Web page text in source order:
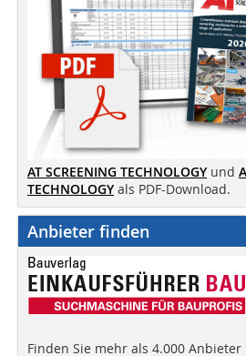
AT SCREENING TECHNOLOGY und
TECHNOLOGY als PDF-Download.
Anbieter finden
Finden Sie mehr als 4.000 Anbieter